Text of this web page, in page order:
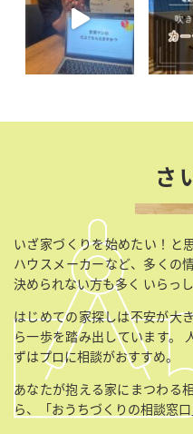
さ
いざ家づくりを始めたい！と
ハウスメーカーなど、多くの
決められない方も多く いらっ
はじめての家探しは不安が大
ら一歩を踏み出しています。
ずはプロに相談がおすすめ。
あなたが抱える家にまつわる
ら、「おうちづくりの相談窓口